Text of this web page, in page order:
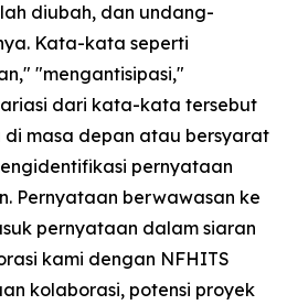
diubah, dan undang-
Kata-kata seperti
"mengantisipasi,"
dari kata-kata tersebut
masa depan atau bersyarat
pernyataan
Pernyataan berwawasan ke
pernyataan dalam siaran
kami dengan NFHITS
kolaborasi, potensi proyek